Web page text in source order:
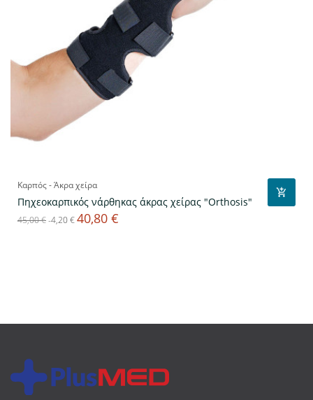
Καρπός - Άκρα χείρα
Πηχεοκαρπικός νάρθηκας άκρας χείρας "Orthosis"
Κανονική
45,00 €-4,20 €Τιμή
40,80 €